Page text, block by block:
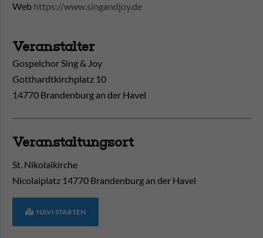
Web https://www.singandjoy.de
Veranstalter
Gospelchor Sing & Joy
Gotthardtkirchplatz 10
14770 Brandenburg an der Havel
Veranstaltungsort
St. Nikolaikirche
Nicolaiplatz 14770 Brandenburg an der Havel
NAVI STARTEN